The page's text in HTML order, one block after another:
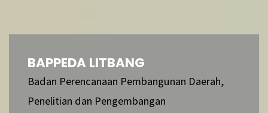
BAPPEDA LITBANG
Badan Perencanaan Pembangunan Daerah,
Penelitian dan Pengembangan